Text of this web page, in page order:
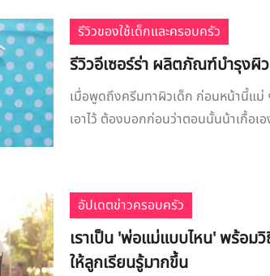
รีวิวของใช้เด็กและครอบครัว
รีวิวอีเซอร์ร่า ผลิตภัณฑ์บำรุงผิ
เมื่อพูดถึงครีมทาผิวเด็ก ก่อนหน้านี้แม่
เอาไว้ ต้องบอกก่อนว่าตอนนั้นน้าเกื้อเ
อัปเดตข่าวครอบครัว
เราเป็น 'พ่อแม่แบบไหน' พร้อม
ให้ลูกเรียนรู้มากขึ้น